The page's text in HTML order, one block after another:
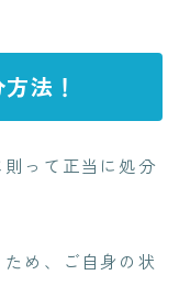
法！
って正当に処分
め、ご自身の状